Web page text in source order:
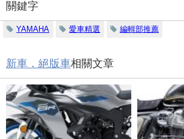
關鍵字
YAMAHA 愛車精選 編輯部推薦
新車．絕版車相關文章